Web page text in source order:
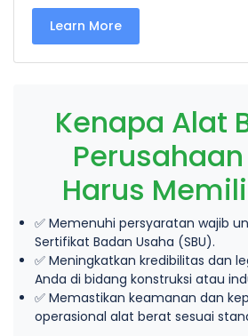
Learn More
Kenapa Alat
Harus
✅ Memenuhi persyaratan wajib
Sertifikat Badan Usaha (SBU).
✅ Meningkatkan kredibilitas dan
Anda di bidang konstruksi atau
✅ Memastikan keamanan dan
operasional alat berat sesuai